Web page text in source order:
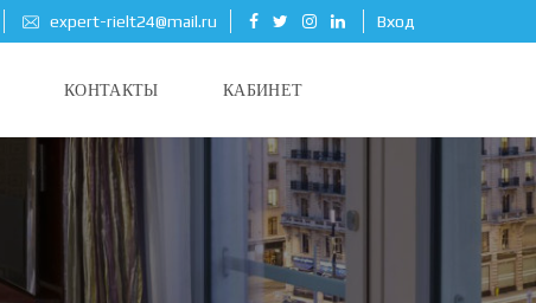
expert-rielt24@mail.ru Вход
КОНТАКТЫ КАБИНЕТ